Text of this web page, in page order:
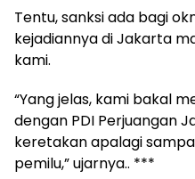
Tentu, sanksi ada bagi
kejadiannya di Jakarta
kami.
“Yang jelas, kami bakal
dengan PDI Perjuangan
keretakan apalagi
pemilu,” ujarnya.. ***